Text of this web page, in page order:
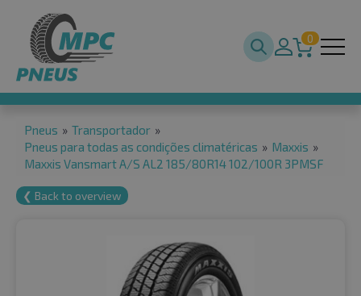
0
Pneus » Transportador »
Pneus para todas as condições climatéricas » Maxxis »
Maxxis Vansmart A/S AL2 185/80R14 102/100R 3PMSF
❮ Back to overview